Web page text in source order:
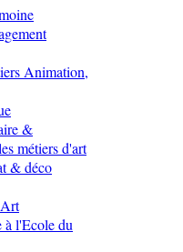
Animation,
&
métiers d'art
& déco
à l'Ecole du